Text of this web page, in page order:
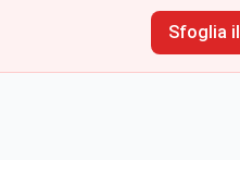
Sfoglia